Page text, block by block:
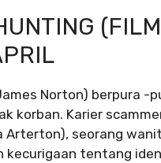
Norton) berpura -
korban. Karier
Arterton), seorang
kecurigaan tentang